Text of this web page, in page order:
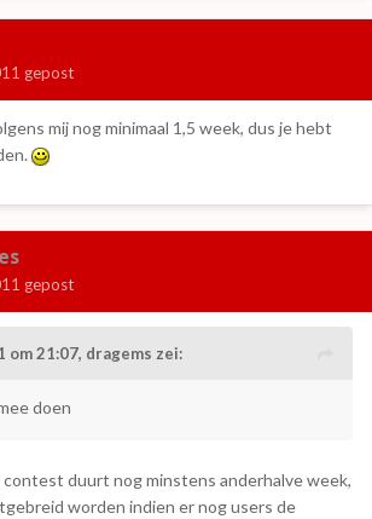
gepost
mij nog minimaal 1,5 week, dus je hebt
gepost
om 21:07, dragems zei:
doen
contest duurt nog minstens anderhalve week,
worden indien er nog users de